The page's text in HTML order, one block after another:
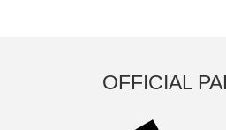
OFFICIAL